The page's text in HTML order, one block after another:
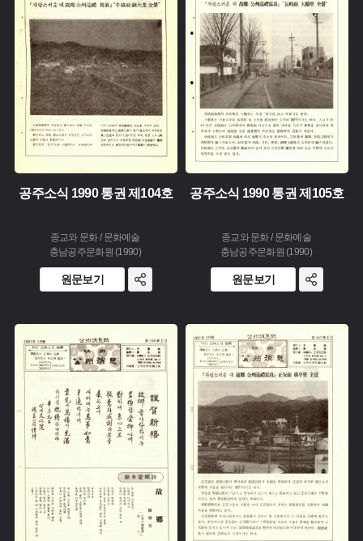
유형 :
생산 :
소장 :
공주소식 1990 통권 제104호
종교와 문화 / 문화예술
충남공주문화원 (1990)
원문보기
유형 :
생산 :
소장 :
공주소식 1990 통권 제105호
종교와 문화 / 문화예술
충남공주문화원 (1990)
원문보기
주제 :
생산 :
소장 :
주제 :
생산 :
소장 :